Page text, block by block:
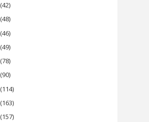
(42)
(48)
(46)
(49)
(78)
(90)
(114)
(163)
(157)